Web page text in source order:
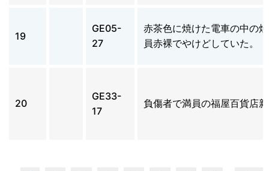
19
GE05-
27
赤茶色に焼けた電車の中の
員赤裸でやけどしていた。
20
GE33-
17
負傷者で満員の福屋百貨店